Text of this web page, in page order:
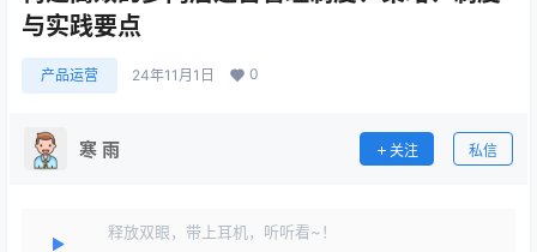
与实践要点
产品运营 24年11月1日 0
寒 雨 关注 私信
释放双眼，带上耳机，听听看~！